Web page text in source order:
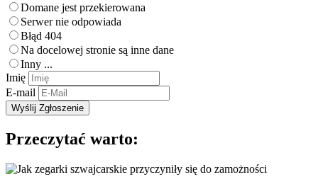
Domane jest przekierowana
Serwer nie odpowiada
Błąd 404
Na docelowej stronie są inne dane
Inny ...
Imię
E-mail
Przeczytać warto: